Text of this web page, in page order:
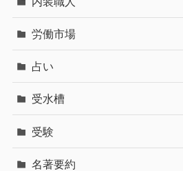
労働市場
占い
受水槽
受験
名著要約